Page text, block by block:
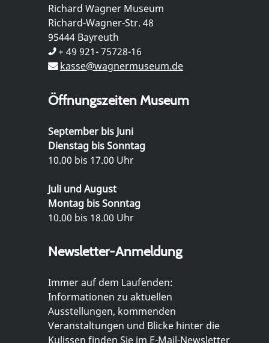
Richard Wagner Museum
Richard-Wagner-Str. 48
95444 Bayreuth
+ 49 921- 75728-16
kasse@wagnermuseum.de
Öffnungszeiten Museum
September bis Juni
Dienstag bis Sonntag
10.00 bis 17.00 Uhr
Juli und August
Montag bis Sonntag
10.00 bis 18.00 Uhr
Newsletter-Anmeldung
Immer auf dem Laufenden:
Informationen zu aktuellen
Ausstellungen, kommenden
Veranstaltungen und Blicke hinter die
Kulissen finden Sie im E-Mail-Newsletter